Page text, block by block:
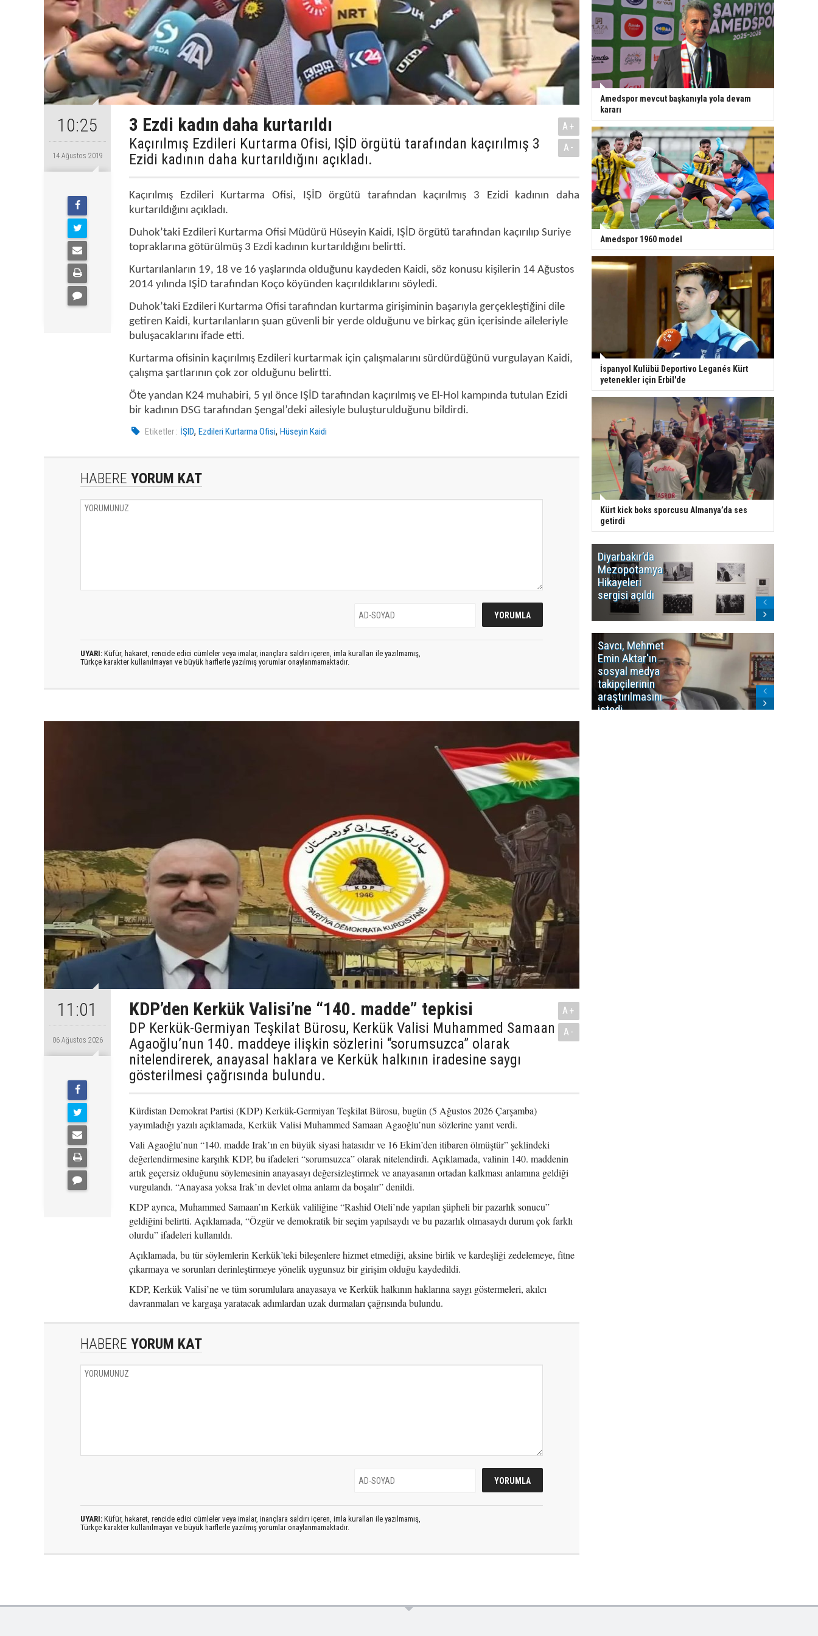
10:25
14 Ağustos 2019
3 Ezdi kadın daha kurtarıldı
Kaçırılmış Ezdileri Kurtarma Ofisi, IŞİD örgütü tarafından kaçırılmış 3
Ezidi kadının daha kurtarıldığını açıkladı.
A+
A-
Kaçırılmış Ezdileri Kurtarma Ofisi, IŞİD örgütü tarafından kaçırılmış 3 Ezidi kadının daha
kurtarıldığını açıkladı.
Duhok’taki Ezdileri Kurtarma Ofisi Müdürü Hüseyin Kaidi, IŞİD örgütü tarafından kaçırılıp Suriye
topraklarına götürülmüş 3 Ezdi kadının kurtarıldığını belirtti.
Kurtarılanların 19, 18 ve 16 yaşlarında olduğunu kaydeden Kaidi, söz konusu kişilerin 14 Ağustos
2014 yılında IŞİD tarafından Koço köyünden kaçırıldıklarını söyledi.
Duhok’taki Ezdileri Kurtarma Ofisi tarafından kurtarma girişiminin başarıyla gerçekleştiğini dile
getiren Kaidi, kurtarılanların şuan güvenli bir yerde olduğunu ve birkaç gün içerisinde aileleriyle
buluşacaklarını ifade etti.
Kurtarma ofisinin kaçırılmış Ezdileri kurtarmak için çalışmalarını sürdürdüğünü vurgulayan Kaidi,
çalışma şartlarının çok zor olduğunu belirtti.
Öte yandan K24 muhabiri, 5 yıl önce IŞİD tarafından kaçırılmış ve El-Hol kampında tutulan Ezidi
bir kadının DSG tarafından Şengal’deki ailesiyle buluşturulduğunu bildirdi.
Etiketler : İŞID,Ezdileri Kurtarma Ofisi,Hüseyin Kaidi
HABERE YORUM KAT
UYARI: Küfür, hakaret, rencide edici cümleler veya imalar, inançlara saldırı içeren, imla kuralları ile yazılmamış,
Türkçe karakter kullanılmayan ve büyük harflerle yazılmış yorumlar onaylanmamaktadır.
11:01
06 Ağustos 2026
KDP’den Kerkük Valisi’ne “140. madde” tepkisi
DP Kerkük-Germiyan Teşkilat Bürosu, Kerkük Valisi Muhammed Samaan
Agaoğlu’nun 140. maddeye ilişkin sözlerini “sorumsuzca” olarak
nitelendirerek, anayasal haklara ve Kerkük halkının iradesine saygı
gösterilmesi çağrısında bulundu.
A+
A-
Kürdistan Demokrat Partisi (KDP) Kerkük-Germiyan Teşkilat Bürosu, bugün (5 Ağustos 2026 Çarşamba)
yayımladığı yazılı açıklamada, Kerkük Valisi Muhammed Samaan Agaoğlu’nun sözlerine yanıt verdi.
Vali Agaoğlu’nun “140. madde Irak’ın en büyük siyasi hatasıdır ve 16 Ekim’den itibaren ölmüştür” şeklindeki
değerlendirmesine karşılık KDP, bu ifadeleri “sorumsuzca” olarak nitelendirdi. Açıklamada, valinin 140. maddenin
artık geçersiz olduğunu söylemesinin anayasayı değersizleştirmek ve anayasanın ortadan kalkması anlamına geldiği
vurgulandı. “Anayasa yoksa Irak’ın devlet olma anlamı da boşalır” denildi.
KDP ayrıca, Muhammed Samaan’ın Kerkük valiliğine “Rashid Oteli’nde yapılan şüpheli bir pazarlık sonucu”
geldiğini belirtti. Açıklamada, “Özgür ve demokratik bir seçim yapılsaydı ve bu pazarlık olmasaydı durum çok farklı
olurdu” ifadeleri kullanıldı.
Açıklamada, bu tür söylemlerin Kerkük’teki bileşenlere hizmet etmediği, aksine birlik ve kardeşliği zedelemeye, fitne
çıkarmaya ve sorunları derinleştirmeye yönelik uygunsuz bir girişim olduğu kaydedildi.
KDP, Kerkük Valisi’ne ve tüm sorumlulara anayasaya ve Kerkük halkının haklarına saygı göstermeleri, akılcı
davranmaları ve kargaşa yaratacak adımlardan uzak durmaları çağrısında bulundu.
HABERE YORUM KAT
UYARI: Küfür, hakaret, rencide edici cümleler veya imalar, inançlara saldırı içeren, imla kuralları ile yazılmamış,
Türkçe karakter kullanılmayan ve büyük harflerle yazılmış yorumlar onaylanmamaktadır.
Amedspor mevcut başkanıyla yola devam
kararı
Amedspor 1960 model
İspanyol Kulübü Deportivo Leganés Kürt
yetenekler için Erbil'de
Kürt kick boks sporcusu Almanya’da ses
getirdi
Diyarbakır’da
Mezopotamya
Hikayeleri
sergisi açıldı
Savcı, Mehmet
Emin Aktar'ın
sosyal medya
takipçilerinin
araştırılmasını
istedi